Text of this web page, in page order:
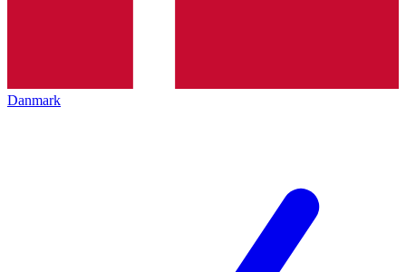
Danmark